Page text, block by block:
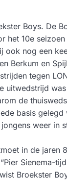
Boys. De
het 10e
ook nog een
Berkum en
tegen
uitwedstrijd
de
basis
weer in
in de
Sienema-
Broekster